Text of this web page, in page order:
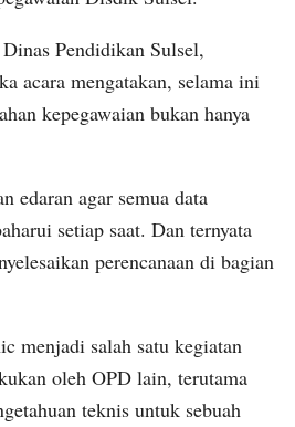
Pendidikan Sulsel,
acara mengatakan, selama ini
kepegawaian bukan hanya
edaran agar semua data
setiap saat. Dan ternyata
perencanaan di bagian
menjadi salah satu kegiatan
oleh OPD lain, terutama
teknis untuk sebuah